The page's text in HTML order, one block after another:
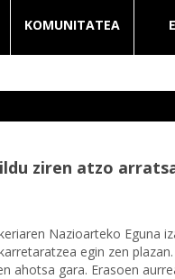
KOMUNITATEA
ziren atzo
Nazioarteko Eguna
egin zen
ahotsa gara. Erasoen